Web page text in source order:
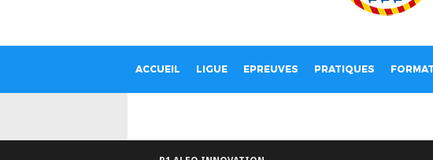
ACCUEIL LIGUE EPREUVES PRATIQUES